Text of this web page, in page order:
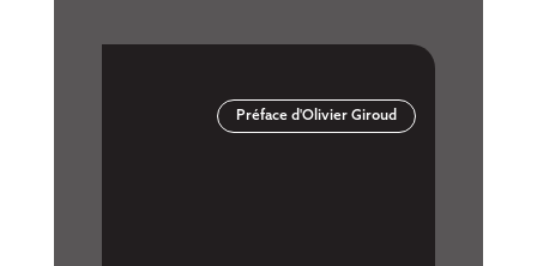
Préface d'Olivier Giroud